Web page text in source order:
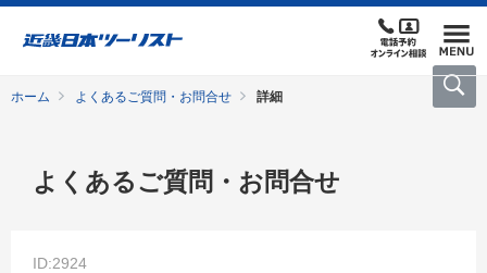
ホーム よくあるご質問・お問合せ 詳細
よくあるご質問・お問合せ
ID:2924